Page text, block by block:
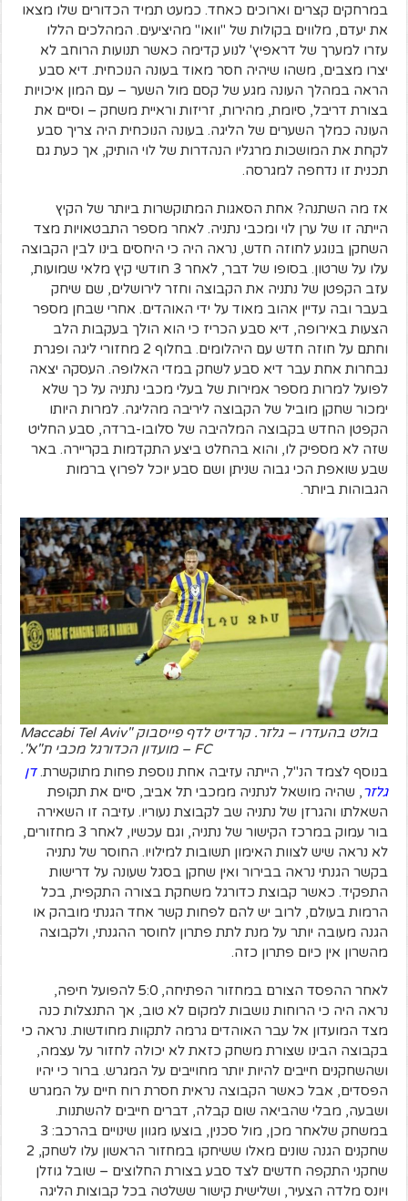
במרחקים קצרים וארוכים כאחד. כמעט תמיד הכדורים שלו מצאו
את יעדם, מלווים בקולות של "וואו" מהיציעים. המהלכים הללו
עזרו למערך של דראפיץ' לנוע קדימה כאשר תנועות הרוחב לא
יצרו מצבים, משהו שיהיה חסר מאוד בעונה הנוכחית. דיא סבע
הראה במהלך העונה מגע של קסם מול השער – עם המון איכויות
בצורת דריבל, סיומת, מהירות, זריזות וראיית משחק – וסיים את
העונה כמלך השערים של הליגה. בעונה הנוכחית היה צריך סבע
לקחת את המושכות מרגליו הנהדרות של לוי הותיק, אך כעת גם
תכנית זו נדחפה למגרסה.
אז מה השתנה? אחת הסאגות המתוקשרות ביותר של הקיץ
הייתה זו של ערן לוי ומכבי נתניה. לאחר מספר התבטאויות מצד
השחקן בנוגע לחוזה חדש, נראה היה כי היחסים בינו לבין הקבוצה
עלו על שרטון. בסופו של דבר, לאחר 3 חודשי קיץ מלאי שמועות,
עזב הקפטן של נתניה את הקבוצה וחזר לירושלים, שם שיחק
בעבר ובה עדיין אהוב מאוד על ידי האוהדים. אחרי שבחן מספר
הצעות באירופה, דיא סבע הכריז כי הוא הולך בעקבות הלב
וחתם על חוזה חדש עם היהלומים. בחלוף 2 מחזורי ליגה ופגרת
נבחרות אחת עבר דיא סבע לשחק במדי האלופה. העסקה יצאה
לפועל למרות מספר אמירות של בעלי מכבי נתניה על כך שלא
ימכור שחקן מוביל של הקבוצה ליריבה מהליגה. למרות היותו
הקפטן החדש בקבוצה המלהיבה של סלובו-ברדה, סבע החליט
שזה לא מספיק לו, והוא בהחלט ביצע התקדמות בקריירה. באר
שבע שואפת הכי גבוה שניתן ושם סבע יוכל לפרוץ ברמות
הגבוהות ביותר.
בולט בהעדרו – גלזר. קרדיט לדף פייסבוק "Maccabi Tel Aviv
FC – מועדון הכדורגל מכבי ת"א".
בנוסף לצמד הנ"ל, הייתה עזיבה אחת נוספת פחות מתוקשרת.דן
גלזר, שהיה מושאל לנתניה ממכבי תל אביב, סיים את תקופת
השאלתו והגרזן של נתניה שב לקבוצת נעוריו. עזיבה זו השאירה
בור עמוק במרכז הקישור של נתניה, וגם עכשיו, לאחר 3 מחזורים,
לא נראה שיש לצוות האימון תשובות למילויו. החוסר של נתניה
בקשר הגנתי נראה בבירור ואין שחקן בסגל שעונה על דרישות
התפקיד. כאשר קבוצת כדורגל משחקת בצורה התקפית, בכל
הרמות בעולם, לרוב יש להם לפחות קשר אחד הגנתי מובהק או
הגנה מעובה יותר על מנת לתת פתרון לחוסר ההגנתי, ולקבוצה
מהשרון אין כיום פתרון כזה.
לאחר ההפסד הצורם במחזור הפתיחה, 5:0 להפועל חיפה,
נראה היה כי הרוחות נושבות למקום לא טוב, אך התנצלות כנה
מצד המועדון אל עבר האוהדים גרמה לתקוות מחודשות. נראה כי
בקבוצה הבינו שצורת משחק כזאת לא יכולה לחזור על עצמה,
ושהשחקנים חייבים להיות יותר מחוייבים על המגרש. ברור כי יהיו
הפסדים, אבל כאשר הקבוצה נראית חסרת רוח חיים על המגרש
ושבעה, מבלי שהביאה שום קבלה, דברים חייבים להשתנות.
במשחק שלאחר מכן, מול סכנין, בוצעו מגוון שינויים בהרכב: 3
שחקנים הגנה שונים מאלו ששיחקו במחזור הראשון עלו לשחק, 2
שחקני התקפה חדשים לצד סבע בצורת החלוצים – שובל גוזלן
ויונס מלדה הצעיר, ושלישית קישור ששלטה בכל קבוצות הליגה